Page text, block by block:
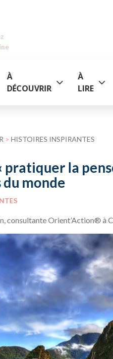
À
DÉCOUVRIR
À
LIRE
> HISTOIRES INSPIRANTES
pratiquer la
monde
consultante Orient’Action® à